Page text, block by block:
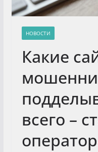
НОВОСТИ
Какие
всего –